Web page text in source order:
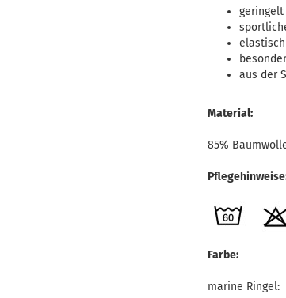
geringelt
elastisch
aus der
Material:
85%
Farbe:
marine Ringel: